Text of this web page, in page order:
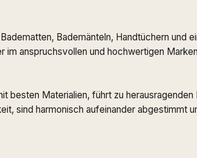
Bademänteln, Handtüchern und
anspruchsvollen und hochwertigen
besten Materialien, führt zu
sind harmonisch aufeinander abgestimmt